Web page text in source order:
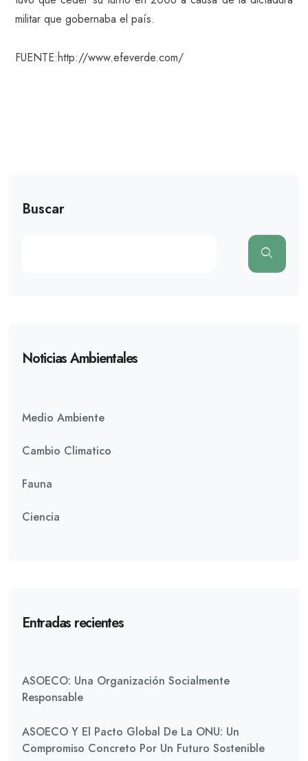
militar que gobernaba el país.
FUENTE:http://www.efeverde.com/
Buscar
Noticias Ambientales
Medio Ambiente
Cambio Climatico
Fauna
Ciencia
Entradas recientes
ASOECO: Una Organización Socialmente
Responsable
ASOECO Y El Pacto Global De La ONU: Un
Compromiso Concreto Por Un Futuro Sostenible